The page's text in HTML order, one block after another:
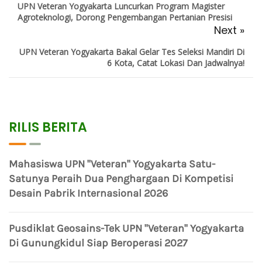
UPN Veteran Yogyakarta Luncurkan Program Magister
Agroteknologi, Dorong Pengembangan Pertanian Presisi
Next »
UPN Veteran Yogyakarta Bakal Gelar Tes Seleksi Mandiri Di
6 Kota, Catat Lokasi Dan Jadwalnya!
RILIS BERITA
Mahasiswa UPN "Veteran" Yogyakarta Satu-
Satunya Peraih Dua Penghargaan Di Kompetisi
Desain Pabrik Internasional 2026
Pusdiklat Geosains-Tek UPN "Veteran" Yogyakarta
Di Gunungkidul Siap Beroperasi 2027